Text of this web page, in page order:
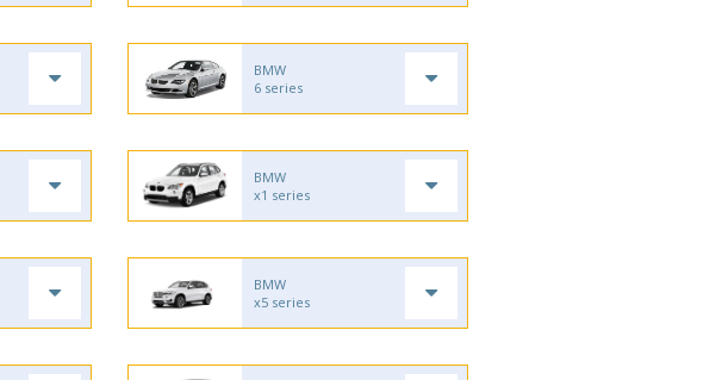
BMW
6 series
BMW
x1 series
BMW
x5 series